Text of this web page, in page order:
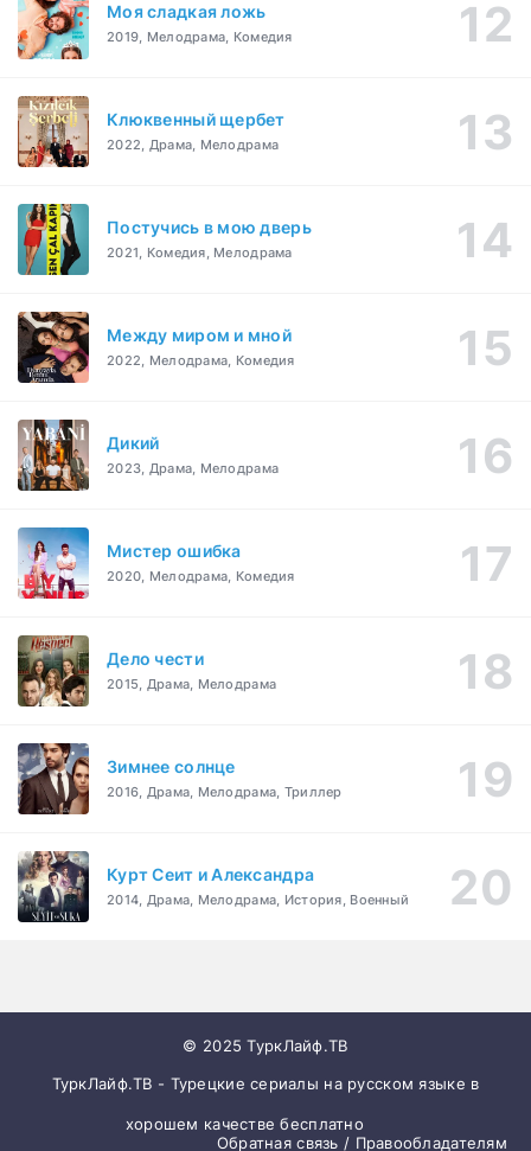
Моя сладкая ложь
2019, Мелодрама, Комедия
Клюквенный щербет
2022, Драма, Мелодрама
Постучись в мою дверь
2021, Комедия, Мелодрама
Между миром и мной
2022, Мелодрама, Комедия
Дикий
2023, Драма, Мелодрама
Мистер ошибка
2020, Мелодрама, Комедия
Дело чести
2015, Драма, Мелодрама
Зимнее солнце
2016, Драма, Мелодрама, Триллер
Курт Сеит и Александра
2014, Драма, Мелодрама, История, Военный
© 2025 ТуркЛайф.ТВ
ТуркЛайф.ТВ - Турецкие сериалы на русском языке в
хорошем качестве бесплатно
Обратная связь / Правообладателям